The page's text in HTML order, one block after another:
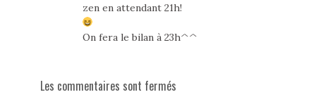
zen en attendant 21h!
On fera le bilan à 23h^^
Les commentaires sont fermés